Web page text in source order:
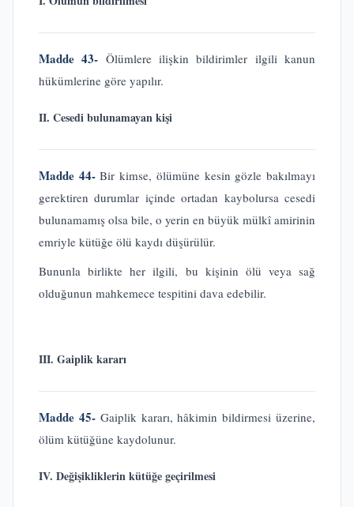
Madde 43- Ölümlere ilişkin bildirimler ilgili kanun
hükümlerine göre yapılır.
II. Cesedi bulunamayan kişi
Madde 44-Bir kimse, ölümüne kesin gözle bakılmayı
gerektiren durumlar içinde ortadan kaybolursa cesedi
bulunamamış olsa bile, o yerin en büyük mülkî amirinin
emriyle kütüğe ölü kaydı düşürülür.
Bununla birlikte her ilgili, bu kişinin ölü veya sağ
olduğunun mahkemece tespitini dava edebilir.
III. Gaiplik kararı
Madde 45-Gaiplik kararı, hâkimin bildirmesi üzerine,
ölüm kütüğüne kaydolunur.
IV. Değişikliklerin kütüğe geçirilmesi